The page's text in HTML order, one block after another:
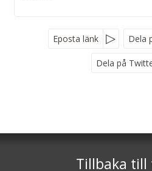
Eposta länk Dela
Dela på
Telefon0411 -
Tillbaka till